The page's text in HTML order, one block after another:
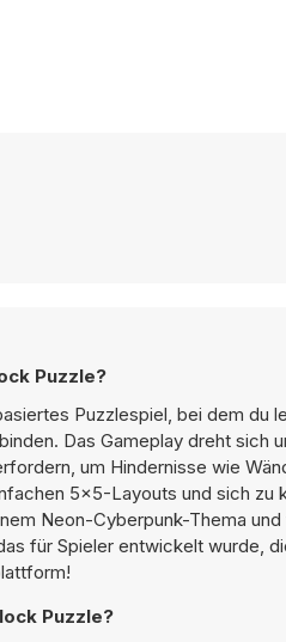
Puzzle?
Puzzlespiel, bei dem du
Das Gameplay dreht sich
um Hindernisse wie
5×5-Layouts und sich
Neon-Cyberpunk-Thema
für Spieler entwickelt wurde,
Puzzle?